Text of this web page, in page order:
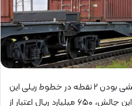
مدیر کل راه آهن شمال با اشاره به رانشی بودن ۲ نقطه در خطوط ریلی این
منطقه گفت که برای بازسازی و رفع این چالش، ۶۵۰ میلیارد ریال اعتبار از